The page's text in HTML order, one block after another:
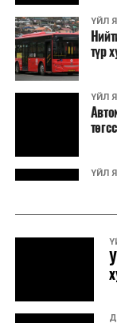
ҮЙЛ
түр
ҮЙЛ
ҮЙЛ